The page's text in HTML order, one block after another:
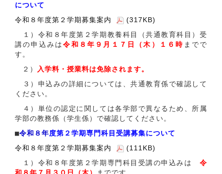
について
令和８年度第２学期募集案内
(317KB)
１）令和８年度第２学期教養科目（共通教育科目）受
講の申込みは令和８年９月１７日（木）１６時 までで
す。
２）
入学料・授業料は免除されます。
３）申込みの詳細については、共通教育係で確認して
ください。
４）単位の認定に関しては各学部で異なるため、所属
学部の教務係（学生係）で確認してください。
■令和８年度第２ 学期専門科目受講募集について
令和８年度第２学期募集案内
(111KB)
１）令和８年度第２学期専門科目受講の申込みは令